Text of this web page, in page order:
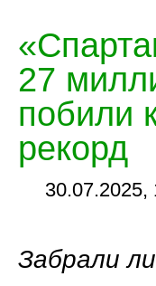
27
побили
рекорд
30.07.2025,
Забрали